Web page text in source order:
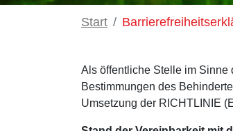
Start
Als öffentliche Stelle im Sinne
Bestimmungen des
Umsetzung der RICHTLINIE